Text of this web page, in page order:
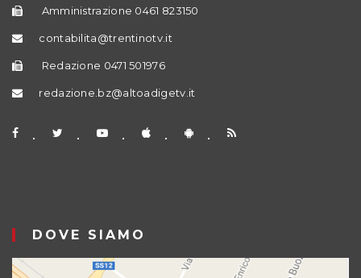
Amministrazione 0461 823150
contabilita@trentinotv.it
Redazione 0471 501976
redazione.bz@altoadigetv.it
DOVE SIAMO